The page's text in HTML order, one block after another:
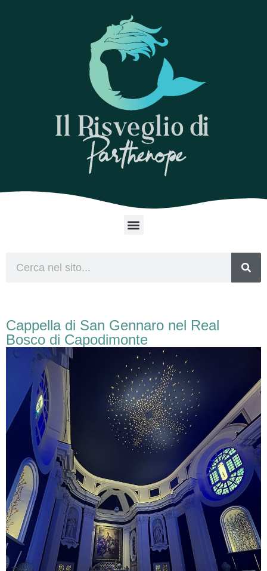
Cappella di San Gennaro nel Real
Bosco di Capodimonte